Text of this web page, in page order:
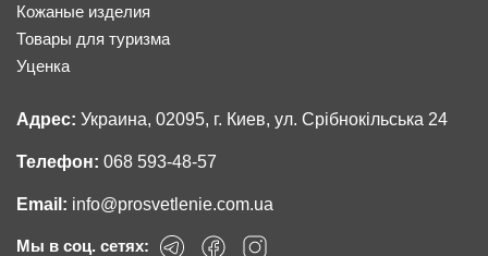
Кожаные изделия
Товары для туризма
Уценка
Адрес: Украина, 02095, г. Киев, ул. Срібнокільська 24
Телефон: 068 593-48-57
Email: info@prosvetlenie.com.ua
Мы в соц. сетях: